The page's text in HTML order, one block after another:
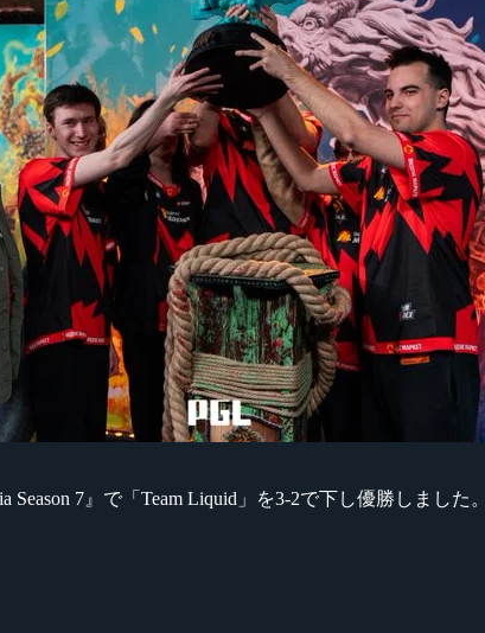
Season 7』で「Team Liquid」を3-2で下し優勝しました